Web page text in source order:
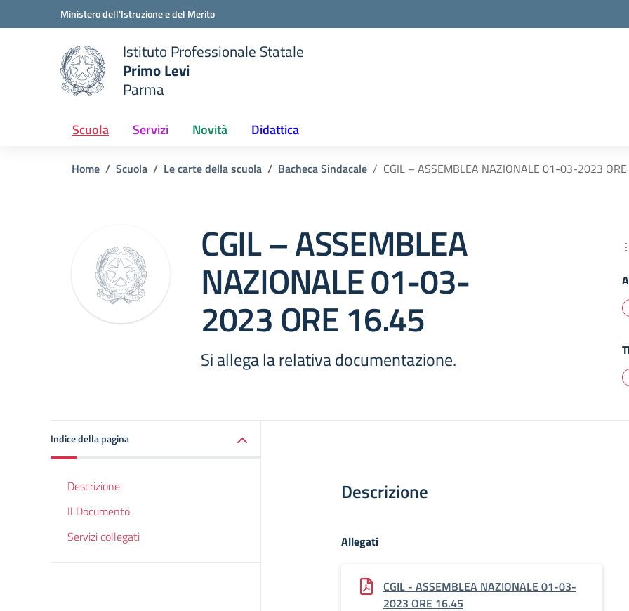
Vai ai contenuti
Vai al menu di navigazioneMinistero dell'Istruzione e del Merito
scuola
Istituto Professionale Statale
Primo Levi
Parma
Scuola Servizi Novità Didattica
Home Scuola Le carte della scuola Bacheca Sindacale CGIL – ASSEMBLEA NAZIONALE 01-03-2023
CGIL – ASSEMBLEA
NAZIONALE 01-03-
2023 ORE 16.45
Si allega la relativa documentazione.
Indice della pagina
Descrizione
Il Documento
Servizi collegati
Descrizione
Allegati
CGIL - ASSEMBLEA NAZIONALE 01-03-
2023 ORE 16.45